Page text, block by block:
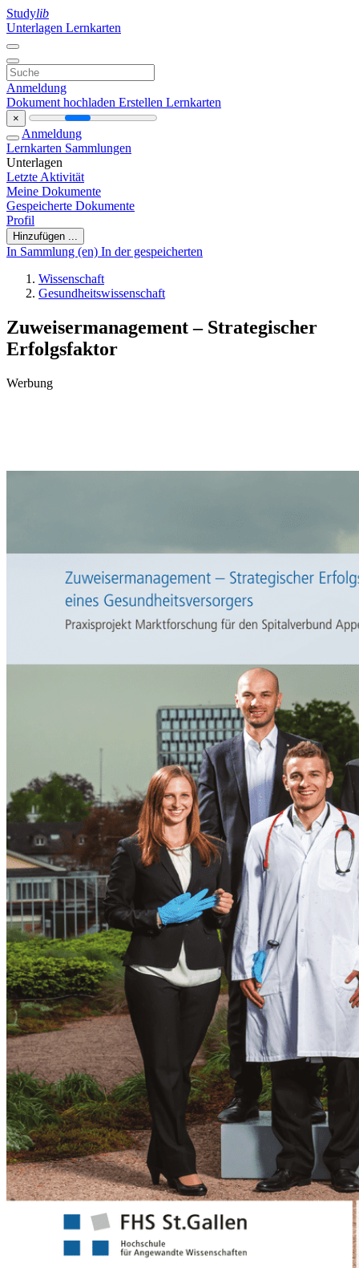
Studylib
Unterlagen Lernkarten
Anmeldung
Dokument hochladen Erstellen Lernkarten
×
Anmeldung
Lernkarten Sammlungen
Unterlagen
Letzte Aktivität
Meine Dokumente
Gespeicherte Dokumente
Profil
Hinzufügen ...
In Sammlung (en) In der gespeicherten
Wissenschaft
Gesundheitswissenschaft
Zuweisermanagement – Strategischer
Erfolgsfaktor
Werbung